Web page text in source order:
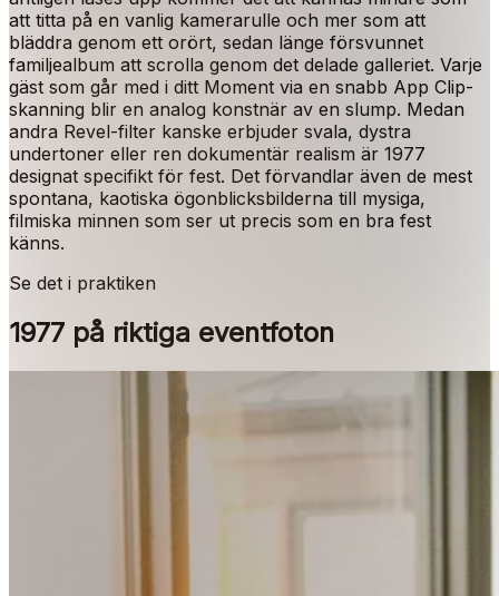
att titta på en vanlig kamerarulle och mer som att
bläddra genom ett orört, sedan länge försvunnet
familjealbum att scrolla genom det delade galleriet. Varje
gäst som går med i ditt Moment via en snabb App Clip-
skanning blir en analog konstnär av en slump. Medan
andra Revel-filter kanske erbjuder svala, dystra
undertoner eller ren dokumentär realism är 1977
designat specifikt för fest. Det förvandlar även de mest
spontana, kaotiska ögonblicksbilderna till mysiga,
filmiska minnen som ser ut precis som en bra fest
känns.
Se det i praktiken
1977 på riktiga eventfoton